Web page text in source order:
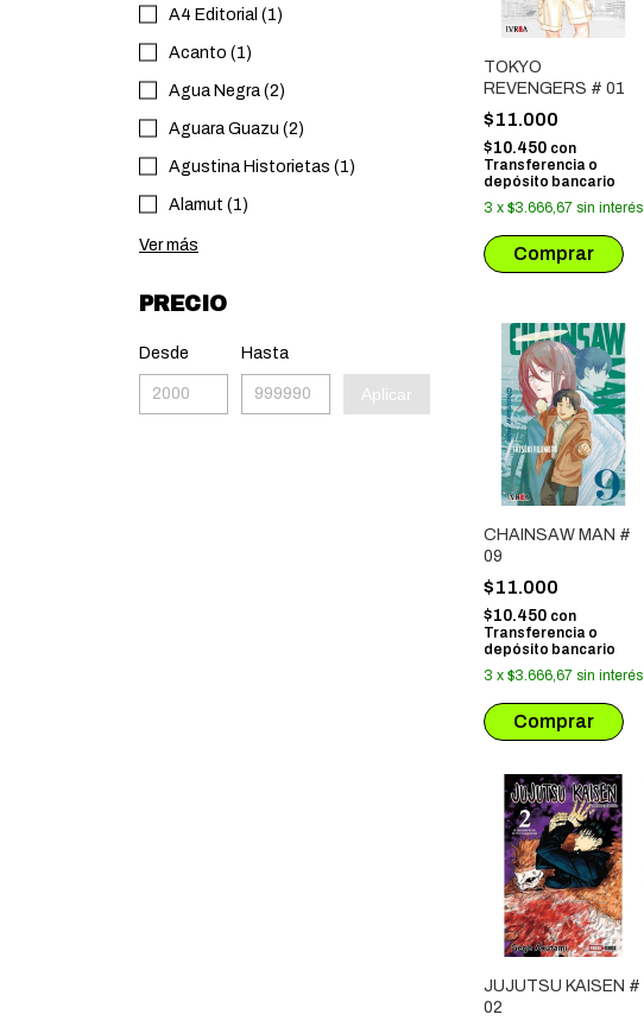
A4 Editorial (1)
Acanto (1)
Agua Negra (2)
Aguara Guazu (2)
Agustina Historietas (1)
Alamut (1)
Ver más
PRECIO
Desde Hasta
Aplicar
TOKYO
REVENGERS # 01
$11.000
$10.450 con
Transferencia o
depósito bancario
3 x $3.666,67 sin interés
CHAINSAW MAN #
09
$11.000
$10.450 con
Transferencia o
depósito bancario
3 x $3.666,67 sin interés
JUJUTSU KAISEN #
02